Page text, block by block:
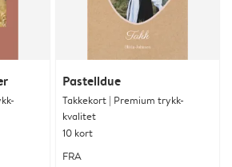
Pastelldue
Takkekort | Premium trykk-
kvalitet
10 kort
FRA